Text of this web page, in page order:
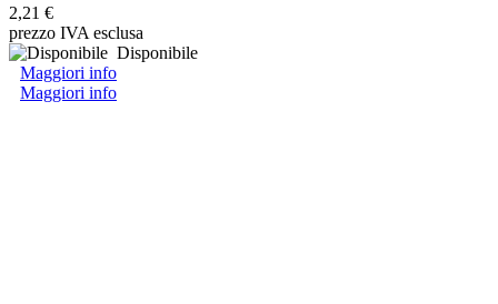
2,21 €
prezzo IVA esclusa
Disponibile
Maggiori info
Maggiori info